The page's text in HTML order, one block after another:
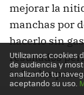
mejorar la
manchas por
hacerlo sin
resultados
todos los
Utilizamos cookies
de audiencia y
analizando tu
aceptando su uso.